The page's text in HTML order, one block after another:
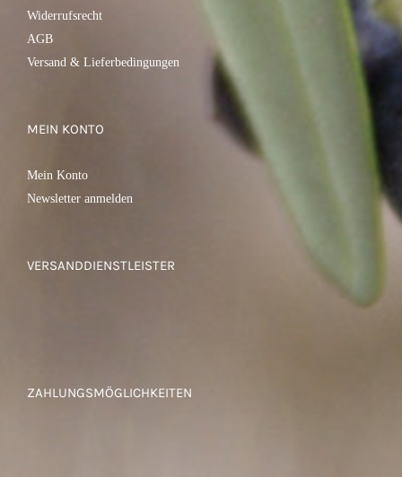
Widerrufsrecht
AGB
Versand & Lieferbedingungen
MEIN KONTO
Mein Konto
Newsletter anmelden
VERSANDDIENSTLEISTER
ZAHLUNGSMÖGLICHKEITEN